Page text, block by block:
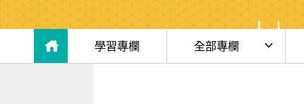
熱銷排行｜最多人買
限時優惠 hot
團體採購｜企業 / 補習班 hot
數位訂閱制介紹
數位訂閱制-新手
訂閱方案
學習專欄 目前位於:
全部專欄